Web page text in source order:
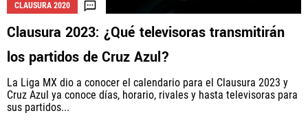
CLAUSURA 2020
Clausura 2023: ¿Qué televisoras transmitirán
los partidos de Cruz Azul?
La Liga MX dio a conocer el calendario para el Clausura 2023 y
Cruz Azul ya conoce días, horario, rivales y hasta televisoras para
sus partidos...